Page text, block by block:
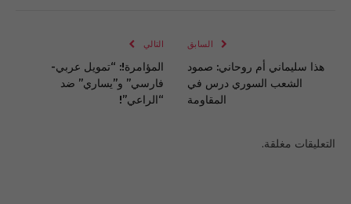
السابق
هذا سليماني أم روحاني: صمود
الشعب السوري درس في
المقاومة
التالي
المؤامرة!: “تمويل عربي-
فارسي” و”يساري” ضد
“الراعي”!
التعليقات مغلقة.